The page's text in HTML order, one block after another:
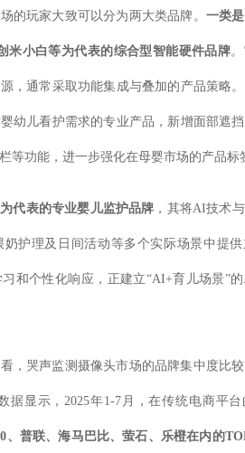
的玩家大致可以分为两大类品牌。 一类
米小白等为代表的综合型智能硬件品牌
，通常采取功能集成与叠加的产品策略
幼儿看护需求的专业产品，新增面部遮
等功能，进一步强化在母婴市场的产品标
代表的专业婴儿监护品牌 ，其将AI技术
奶护理及日间活动等多个实际场景中提
和个性化响应，正建立“AI+育儿场景”
，哭声监测摄像头市场的品牌集中度比
据显示，2025年1-7月，在传统电商平
、普联、海马巴比、萤石、乐橙在内的